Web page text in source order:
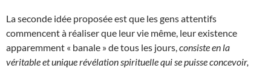
La seconde idée proposée est que les gens attentifs
commencent à réaliser que leur vie même, leur existence
apparemment « banale » de tous les jours, consiste en la
véritable et unique révélation spirituelle qui se puisse concevoir,